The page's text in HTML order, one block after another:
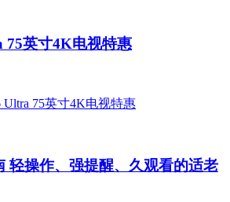
75英寸4K电视特惠
轻操作、强提醒、久观看的适老